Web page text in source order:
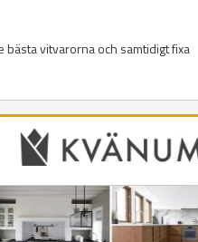
vitvarorna och samtidigt fixa